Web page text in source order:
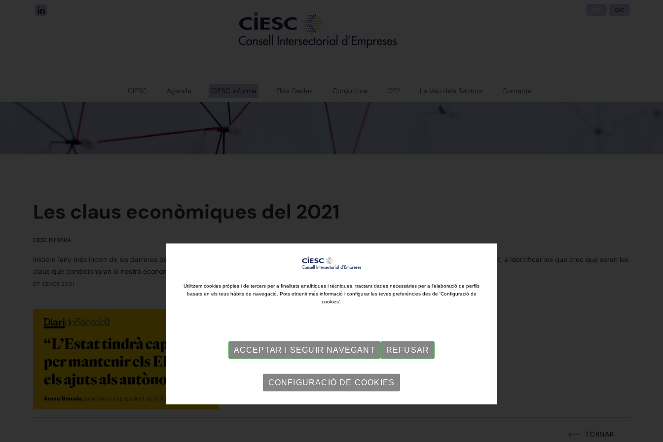
CAT
CIESC Agenda CIESC Informa Flaix Dades Conjuntura CEP La Veu dels Sectors Contacte
Les claus econòmiques del 2021
CIESC INFORMA
Iniciem l'any més incert de les darreres dècades. En aquest context, qualsevol exercici de previsió és una temeritat. Sí que m'atreveixo, malgrat tot, a identificar les que crec que seran les
claus que condicionaran la nostra economia.
07 GENER 2021
TORNAR
Utilitzem cookies pròpies i de tercers per a finalitats analítiques i tècniques, tractant dades necessàries per a l'elaboració de perfils
basats en els teus hàbits de navegació. Pots obtenir més informació i configurar les teves preferències des de 'Configuració de
cookies'.
ACCEPTAR I SEGUIR NAVEGANT REFUSAR
CONFIGURACIÓ DE COOKIES